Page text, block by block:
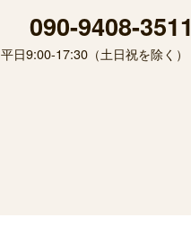
090-9408-3511
平日9:00-17:30（土日祝を除く）